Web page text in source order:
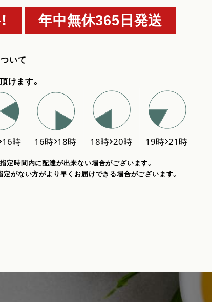
年中無休365日発送
いて
けます。
定時間内に配達が出来ない場合がございます。
がない方がより早くお届けできる場合がございます。